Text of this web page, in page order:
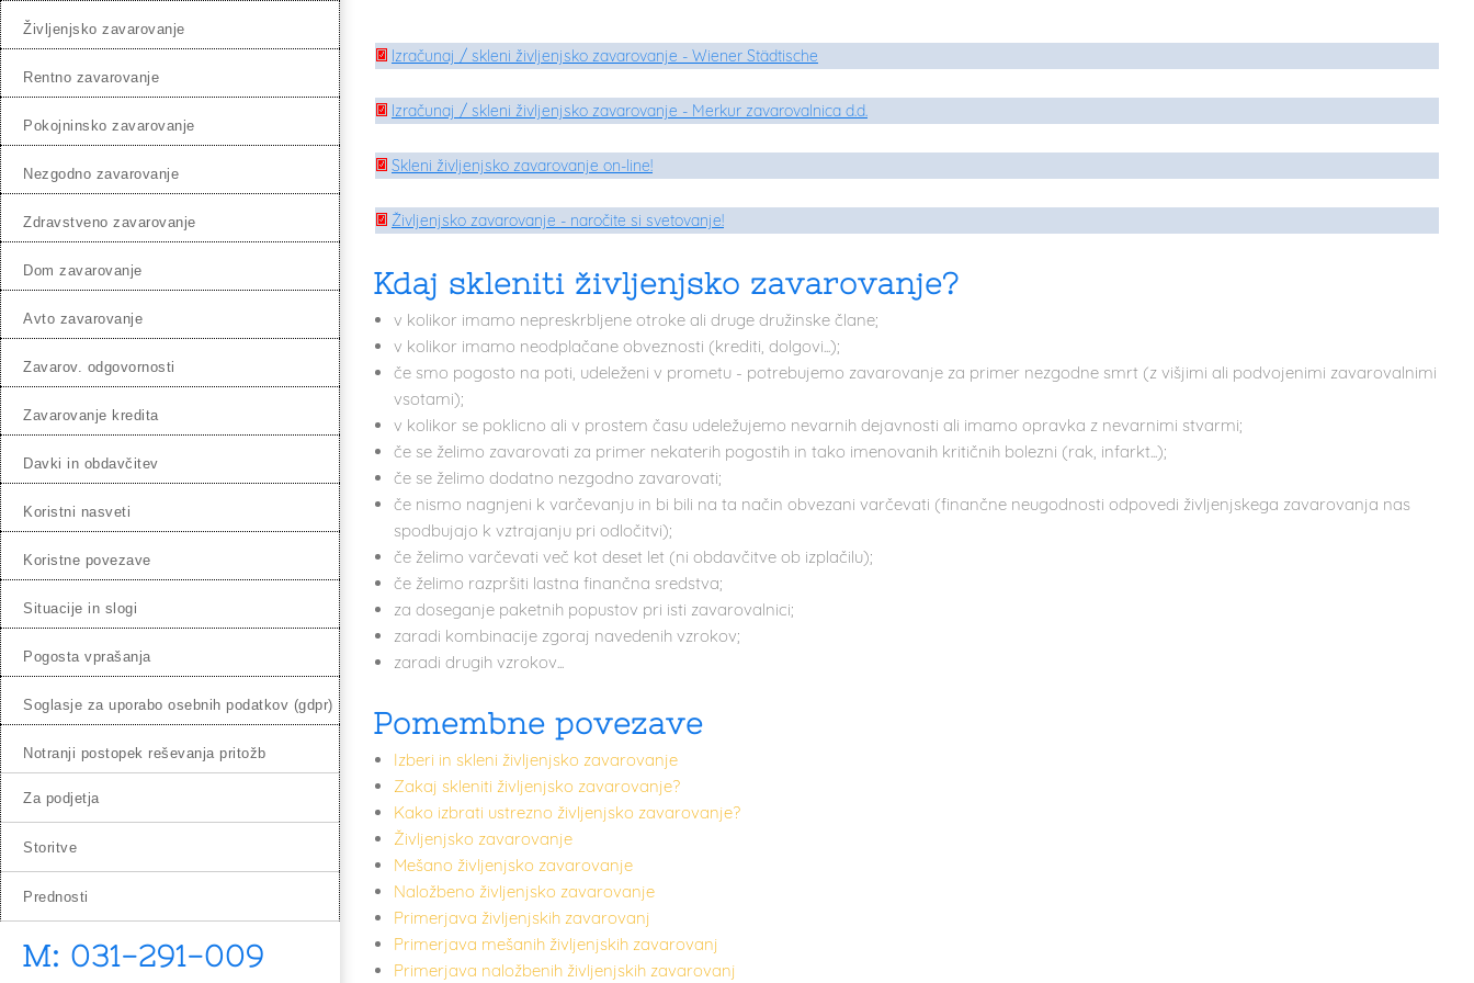
življenjsko zavarovanje
rentno zavarovanje
pokojninsko zavarovanje
nezgodno zavarovanje
zdravstveno zavarovanje
dom zavarovanje
avto zavarovanje
zavarov. odgovornosti
zavarovanje kredita
davki in obdavčitev
koristni nasveti
koristne povezave
situacije in slogi
pogosta vprašanja
soglasje za uporabo osebnih podatkov (gdpr)
notranji postopek reševanja pritožb
za podjetja
storitve
prednosti
M: 031-291-009
Izračunaj / skleni življenjsko zavarovanje - Wiener Stä dtische
Izračunaj / skleni življenjsko zavarovanje - Merkur zavarovalnica d.d.
Skleni življenjsko zavarovanje on-line!
Življenjsko zavarovanje - naročite si svetovanje!
Kdaj skleniti življenjsko zavarovanje?
v kolikor imamo nepreskrbljene otroke ali druge družinske člane;
v kolikor imamo neodplačane obveznosti (krediti, dolgovi...);
če smo pogosto na poti, udeleženi v prometu - potrebujemo zavarovanje za primer nezgodne smrt (z višjimi ali podvojenimi zavarovalnimi
vsotami);
v kolikor se poklicno ali v prostem času udeležujemo nevarnih dejavnosti ali imamo opravka z nevarnimi stvarmi;
če se želimo zavarovati za primer nekaterih pogostih in tako imenovanih kritičnih bolezni (rak, infarkt...);
če se želimo dodatno nezgodno zavarovati;
če nismo nagnjeni k varčevanju in bi bili na ta način obvezani varčevati (finančne neugodnosti odpovedi življenjskega zavarovanja nas
spodbujajo k vztrajanju pri odločitvi);
če želimo varčevati več kot deset let (ni obdavčitve ob izplačilu);
če želimo razpršiti lastna finančna sredstva;
za doseganje paketnih popustov pri isti zavarovalnici;
zaradi kombinacije zgoraj navedenih vzrokov;
zaradi drugih vzrokov...
Pomembne povezave
Izberi in skleni življenjsko zavarovanje
Zakaj skleniti življenjsko zavarovanje?
Kako izbrati ustrezno življenjsko zavarovanje?
Življenjsko zavarovanje
Mešano življenjsko zavarovanje
Naložbeno življenjsko zavarovanje
Primerjava življenjskih zavarovanj
Primerjava mešanih življenjskih zavarovanj
Primerjava naložbenih življenjskih zavarovanj